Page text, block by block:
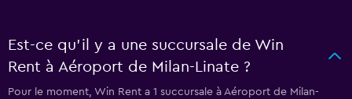
Est-ce qu’il y a une succursale de Win
Rent à Aéroport de Milan-Linate ?
Pour le moment, Win Rent a 1 succursale à Aéroport de Milan-